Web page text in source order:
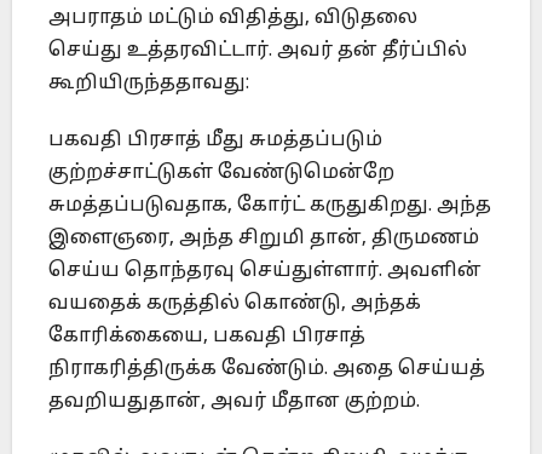
அபராதம் மட்டும் விதித்து, விடுதலை
செய்து உத்தரவிட்டார். அவர் தன் தீர்ப்பில்
கூறியிருந்ததாவது:
பகவதி பிரசாத் மீது சுமத்தப்படும்
குற்றச்சாட்டுகள் வேண்டுமென்றே
சுமத்தப்படுவதாக, கோர்ட் கருதுகிறது. அந்த
இளைஞரை, அந்த சிறுமி தான், திருமணம்
செய்ய தொந்தரவு செய்துள்ளார். அவளின்
வயதைக் கருத்தில் கொண்டு, அந்தக்
கோரிக்கையை, பகவதி பிரசாத்
நிராகரித்திருக்க வேண்டும். அதை செய்யத்
தவறியதுதான், அவர் மீதான குற்றம்.